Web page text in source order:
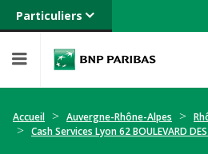
Particuliers
Banque privée
Entreprises
Accueil Auvergne-Rhône-Alpes
Cash Services Lyon 62 BOULEVARD